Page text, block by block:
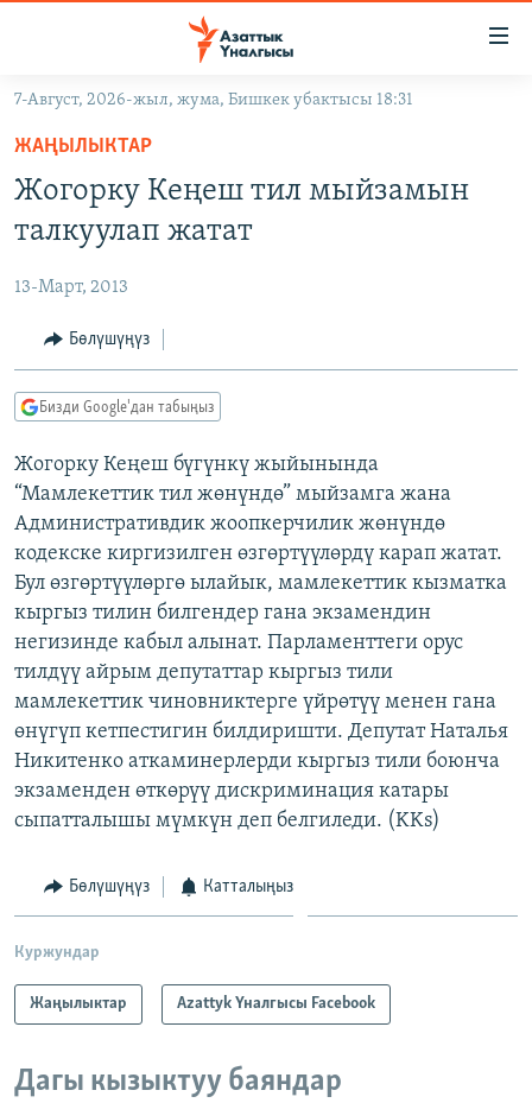
Навигацияга
өтүңүз
Издөөгө
салыңызКЫРГЫЗСТАН
ЭКОНОМИКА
МАДАНИЯТ
БОРБОР АЗИЯ
УКРАИНА
АТАЙЫН ИЛИКТӨӨ
ТВ ПРОГРАММАЛАР
ЭКСПЕРТТЕР ТАЛДАЙТ
БИЗ ЖАНА ДҮЙНӨ
ЭЖЕ-СИҢДИЛЕР
АЗАТТЫК+
ЫҢГАЙСЫЗ СУРООЛОР
ӨЗГӨЧӨ ПИКИР
Русский
ОНЛАЙН ШЕРИНЕ
ЭЕ/АРнун бардык сайттары
7-Август, 2026-жыл, жума, Бишкек убактысы 18:31
ЖАҢЫЛЫКТАР
Жогорку Кеңеш тил мыйзамын
талкуулап жатат
13-Март, 2013
Бөлүшүңүз
Бизди Google'дан табыңыз
Жогорку Кеңеш бүгүнкү жыйынында
“Мамлекеттик тил жөнүндө” мыйзамга жана
Административдик жоопкерчилик жөнүндө
кодекске киргизилген өзгөртүүлөрдү карап жатат.
Бул өзгөртүүлөргө ылайык, мамлекеттик кызматка
кыргыз тилин билгендер гана экзамендин
негизинде кабыл алынат. Парламенттеги орус
тилдүү айрым депутаттар кыргыз тили
мамлекеттик чиновниктерге үйрөтүү менен гана
өнүгүп кетпестигин билдиришти. Депутат Наталья
Никитенко аткаминерлерди кыргыз тили боюнча
экзаменден өткөрүү дискриминация катары
сыпатталышы мүмкүн деп белгиледи. (KKs)
Бөлүшүңүз Катталыңыз
Куржундар
Жаңылыктар Azattyk Үналгысы Facebook
Дагы кызыктуу баяндар